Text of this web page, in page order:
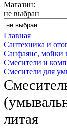
Магазин:
не выбран
Главная
Сантехника и
Санфаянс, мойки
Смесители и
Смесители для
литая